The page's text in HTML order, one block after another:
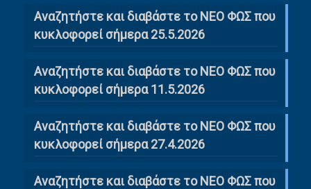
Αναζητήστε και διαβάστε το ΝΕΟ ΦΩΣ που
κυκλοφορεί σήμερα 25.5.2026
Αναζητήστε και διαβάστε το ΝΕΟ ΦΩΣ που
κυκλοφορεί σήμερα 11.5.2026
Αναζητήστε και διαβάστε το ΝΕΟ ΦΩΣ που
κυκλοφορεί σήμερα 27.4.2026
Αναζητήστε και διαβάστε το ΝΕΟ ΦΩΣ που